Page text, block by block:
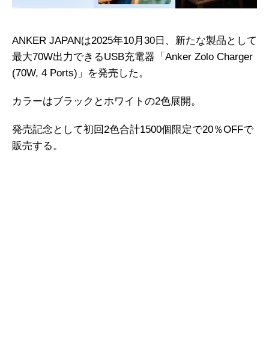
ANKER JAPANは2025年10月30日、新たな製品として
最大70W出力できるUSB充電器「Anker Zolo Charger
(70W, 4 Ports)」を発売した。
カラーはブラックとホワイトの2色展開。
発売記念として初回2色合計1500個限定で20％OFFで
販売する。